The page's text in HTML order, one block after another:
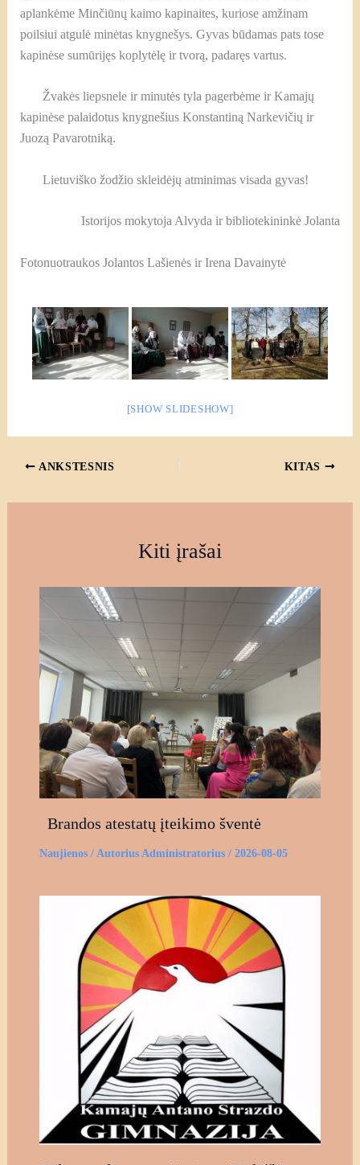
aplankėme Minčiūnų kaimo kapinaites, kuriose amžinam
poilsiui atgulė minėtas knygnešys. Gyvas būdamas pats tose
kapinėse sumūrijęs koplytėlę ir tvorą, padaręs vartus.
Žvakės liepsnele ir minutės tyla pagerbėme ir Kamajų
kapinėse palaidotus knygnešius Konstantiną Narkevičių ir
Juozą Pavarotniką.
Lietuviško žodžio skleidėjų atminimas visada gyvas!
Istorijos mokytoja Alvyda ir bibliotekininkė Jolanta
Fotonuotraukos Jolantos Lašienės ir Irena Davainytė
[SHOW SLIDESHOW]
ANKSTESNIS KITAS
Kiti įrašai
Brandos atestatų įteikimo šventė
Naujienos/ Autorius Administratorius / 2026-08-05